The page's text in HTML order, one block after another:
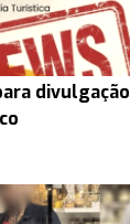
divulgação